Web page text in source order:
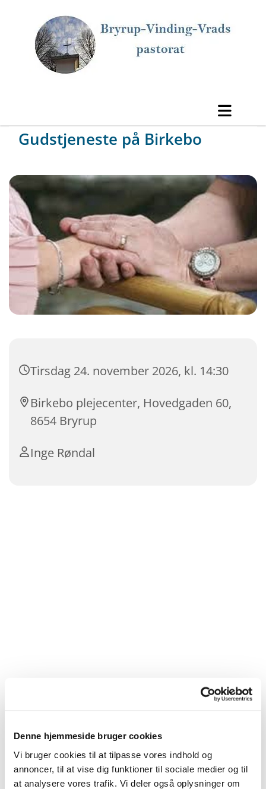
Denne hjemmeside bruger cookies
Vi bruger cookies til at tilpasse vores indhold og
annoncer, til at vise dig funktioner til sociale medier og til
at analysere vores trafik. Vi deler også oplysninger om
Gudstjeneste på Birkebo
Tirsdag 24. november 2026, kl. 14:30
Birkebo plejecenter, Hovedgaden 60,
8654 Bryrup
Inge Røndal
Du vil måske også kunne
lide...